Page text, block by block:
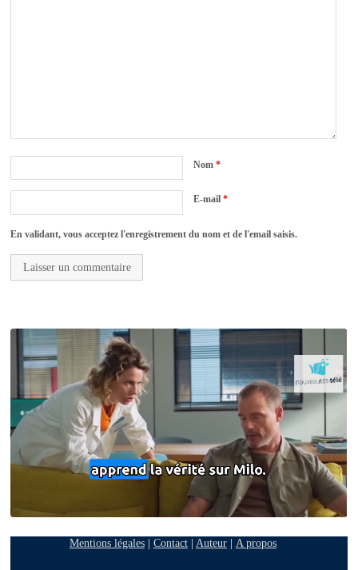
Nom*
E-mail*
En validant, vous acceptez l'enregistrement du nom et de l'email saisis.
Mentions légales| Contact| Auteur| A propos